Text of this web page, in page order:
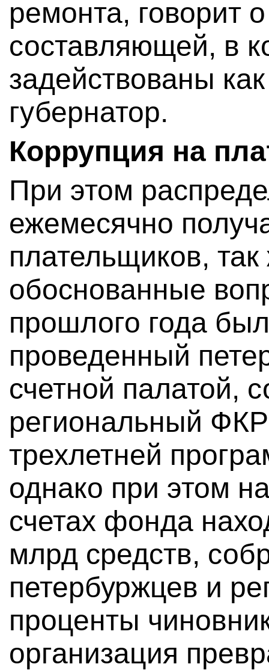
ремонта, говорит
составляющей, в
задействованы
губернатор.
Коррупция на
При этом
ежемесячно
плательщиков,
обоснованные
прошлого года
проведенный
счетной палатой,
региональный
трехлетней
однако при этом
счетах фонда
млрд средств,
петербуржцев и
проценты
организация